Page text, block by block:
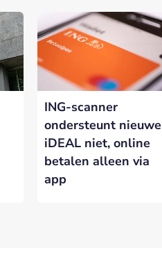
ING-scanner
ondersteunt nieuwe
iDEAL niet, online
betalen alleen via
app